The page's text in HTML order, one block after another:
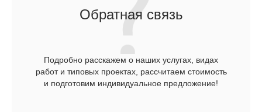
Обратная связь
Подробно расскажем о наших услугах, видах
работ и типовых проектах, рассчитаем стоимость
и подготовим индивидуальное предложение!